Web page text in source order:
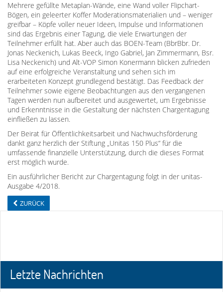
Mehrere gefüllte Metaplan-Wände, eine Wand voller Flipchart-
Bögen, ein geleerter Koffer Moderationsmaterialien und – weniger
greifbar – Köpfe voller neuer Ideen, Impulse und Informationen
sind das Ergebnis einer Tagung, die viele Erwartungen der
Teilnehmer erfüllt hat. Aber auch das BOEN-Team (BbrBbr. Dr.
Jonas Neckenich, Lukas Beeck, Ingo Gabriel, Jan Zimmermann, Bsr.
Lisa Neckenich) und Alt-VOP Simon Konermann blicken zufrieden
auf eine erfolgreiche Veranstaltung und sehen sich im
erarbeiteten Konzept grundlegend bestätigt. Das Feedback der
Teilnehmer sowie eigene Beobachtungen aus den vergangenen
Tagen werden nun aufbereitet und ausgewertet, um Ergebnisse
und Erkenntnisse in die Gestaltung der nächsten Chargentagung
einfließen zu lassen.
Der Beirat für Öffentlichkeitsarbeit und Nachwuchsförderung
dankt ganz herzlich der Stiftung „Unitas 150 Plus“ für die
umfassende finanzielle Unterstützung, durch die dieses Format
erst möglich wurde.
Ein ausführlicher Bericht zur Chargentagung folgt in der unitas-
Ausgabe 4/2018.
ZURÜCK
Letzte Nachrichten